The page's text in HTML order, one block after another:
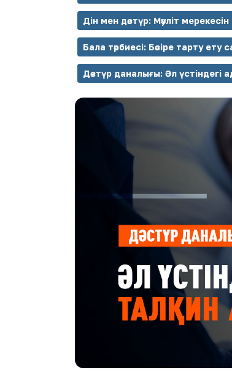
Дін мен дәстүр: Мәуліт
Бала тәрбиесі: Бәсіре тарту ету
Дәстүр даналығы: Әл үстіндегі